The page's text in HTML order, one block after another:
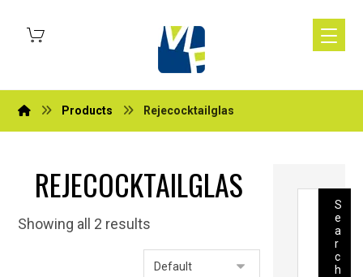
Products Rejecocktailglas
REJECOCKTAILGLAS
Showing all 2 results
S
e
a
r
c
h